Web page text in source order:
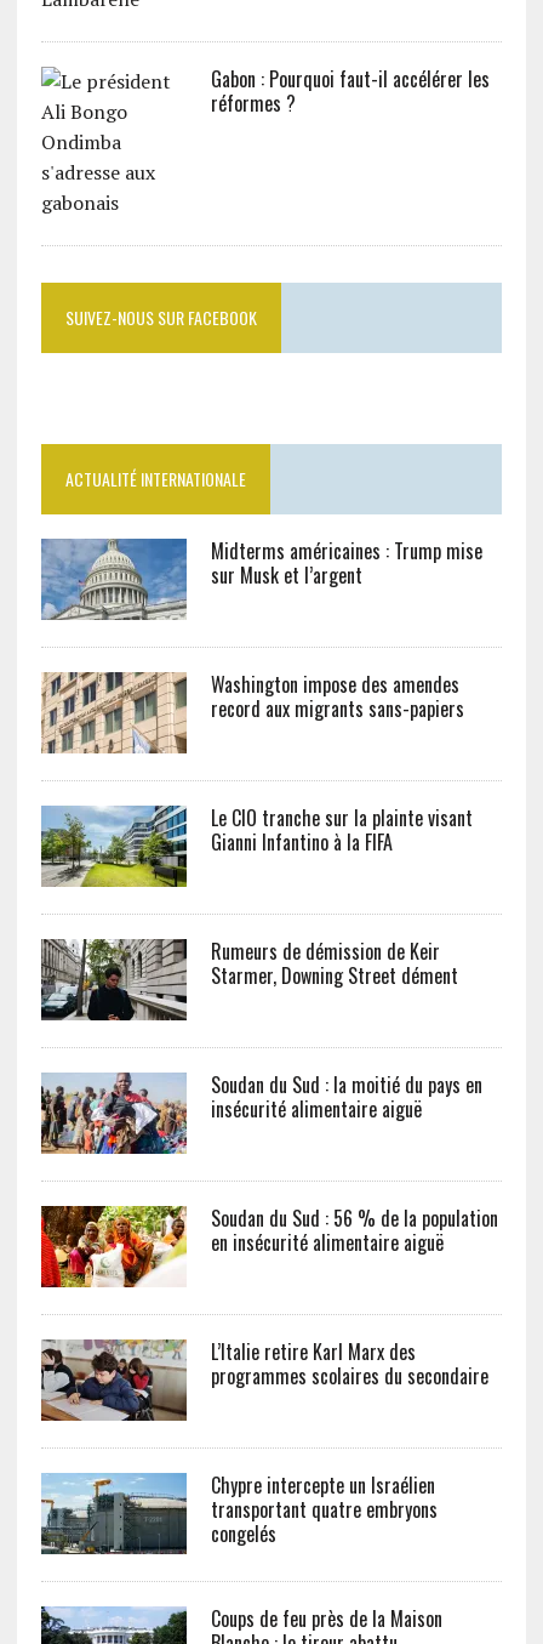
Gabon : Pourquoi faut-il accélérer les
réformes ?
SUIVEZ-NOUS SUR FACEBOOK
ACTUALITÉ INTERNATIONALE
Midterms américaines : Trump mise
sur Musk et l’argent
Washington impose des amendes
record aux migrants sans-papiers
Le CIO tranche sur la plainte visant
Gianni Infantino à la FIFA
Rumeurs de démission de Keir
Starmer, Downing Street dément
Soudan du Sud : la moitié du pays en
insécurité alimentaire aiguë
Soudan du Sud : 56 % de la population
en insécurité alimentaire aiguë
L’Italie retire Karl Marx des
programmes scolaires du secondaire
Chypre intercepte un Israélien
transportant quatre embryons
congelés
Coups de feu près de la Maison